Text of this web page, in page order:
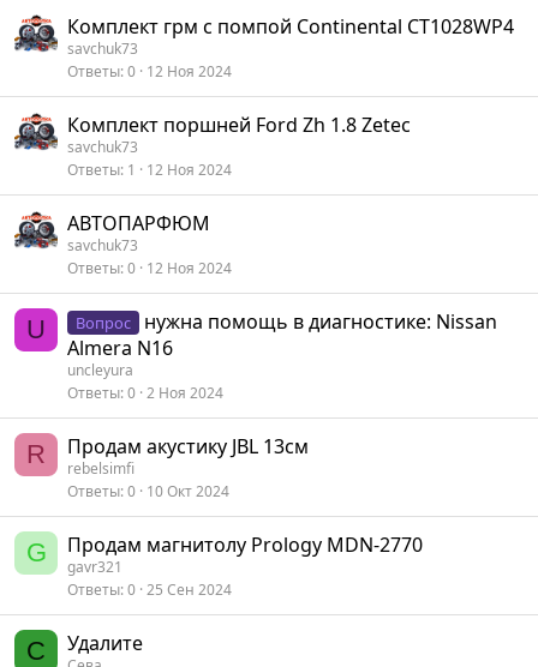
Комплект грм с помпой Continental CT1028WP4
savchuk73
Ответы 0 12 Ноя 2024
Комплект поршней Ford Zh 1.8 Zetec
savchuk73
Ответы 1 12 Ноя 2024
АВТОПАРФЮМ
savchuk73
Ответы 0 12 Ноя 2024
U Вопрос
нужна помощь в диагностике: Nissan
Almera N16
uncleyura
Ответы 0 2 Ноя 2024
R Продам акустику JBL 13см
rebelsimfi
Ответы 0 10 Окт 2024
G Продам магнитолу Prology MDN-2770
gavr321
Ответы 0 25 Сен 2024
С Удалите